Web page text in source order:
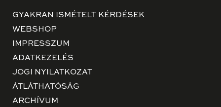
GYAKRAN ISMÉTELT KÉRDÉSEK
WEBSHOP
IMPRESSZUM
ADATKEZELÉS
JOGI NYILATKOZAT
ÁTLÁTHATÓSÁG
ARCHÍVUM